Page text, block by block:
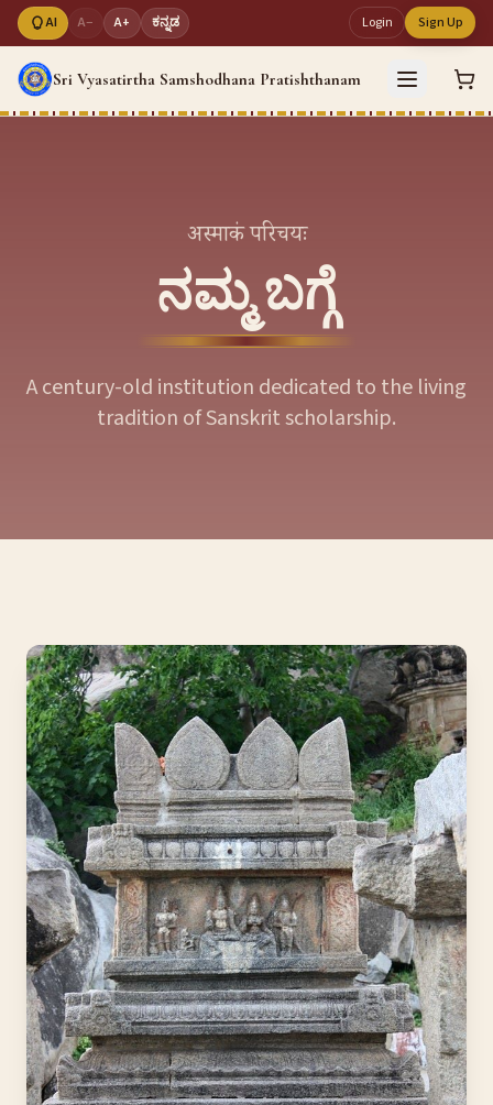
AI A− A+ ಕನ್ನಡ Login Sign Up
Sri Vyasatirtha Samshodhana Pratishthanam
अस्माकं परिचयः
ನಮ್ಮ ಬಗ್ಗೆ
A century-old institution dedicated to the living
tradition of Sanskrit scholarship.